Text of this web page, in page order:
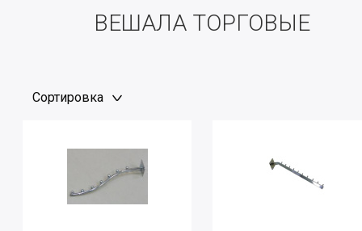
ВЕШАЛА ТОРГОВЫЕ
Сортировка